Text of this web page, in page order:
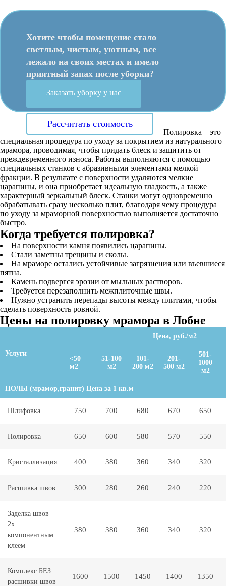
Хотите чтобы помещение стало
светлым, чистым, уютным, все
лежало на своих местах и имело
приятный запах после уборки?
Заказать уборку у нас
Рассчитать стоимость
Полировка – это
специальная процедура по уходу за покрытием из натурального
мрамора, проводимая, чтобы придать блеск и защитить от
преждевременного износа. Работы выполняются с помощью
специальных станков с абразивными элементами мелкой
фракции. В результате с поверхности удаляются мелкие
царапины, и она приобретает идеальную гладкость, а также
характерный зеркальный блеск. Станки могут одновременно
обрабатывать сразу несколько плит, благодаря чему процедура
по уходу за мраморной поверхностью выполняется достаточно
быстро.
Когда требуется полировка?
На поверхности камня появились царапины.
Стали заметны трещины и сколы.
На мраморе остались устойчивые загрязнения или въевшиеся
пятна.
Камень подвергся эрозии от мыльных растворов.
Требуется перезаполнить межплиточные швы.
Нужно устранить перепады высоты между плитами, чтобы
сделать поверхность ровной.
Цены на полировку мрамора в Лобне
Услуги
Цена, руб./м2
<50
м2
51-100
м2
101-
200 м2
201-
500 м2
501-
1000
м2
ПОЛЫ (мрамор,гранит) Цена за 1 кв.м
Шлифовка 750 700 680 670 650
Полировка 650 600 580 570 550
Кристаллизация 400 380 360 340 320
Расшивка швов 300 280 260 240 220
Заделка швов
2х
компонентным
клеем
380 380 360 340 320
Комплекс БЕЗ
расшивки швов
1600 1500 1450 1400 1350